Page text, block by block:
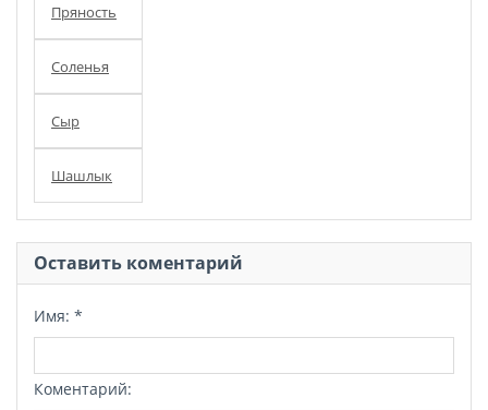
Пряность
Соленья
Сыр
Шашлык
Оставить коментарий
Имя: *
Коментарий: